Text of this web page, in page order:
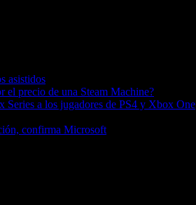
asistidos
el precio de una Steam Machine?
a los jugadores de PS4 y Xbox One
confirma Microsoft